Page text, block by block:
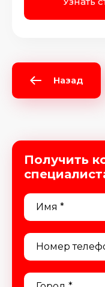
Назад
Получить